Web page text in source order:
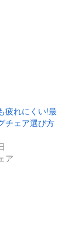
疲れにくい!最
チェア選び方
ア